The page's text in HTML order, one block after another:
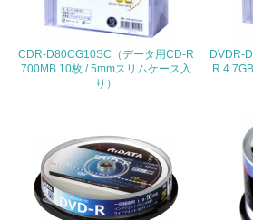
行っている
<L2> 環境配慮型製品・サービスの製造・販
し、具体的な販売目標や計画を立てている
<L1> グリーン購入の取り組み方針を有し、
CDR-D80CG10SC（データ用CD-R
700MB 10枚 / 5mmスリムケース入
り）
DVDR-
R